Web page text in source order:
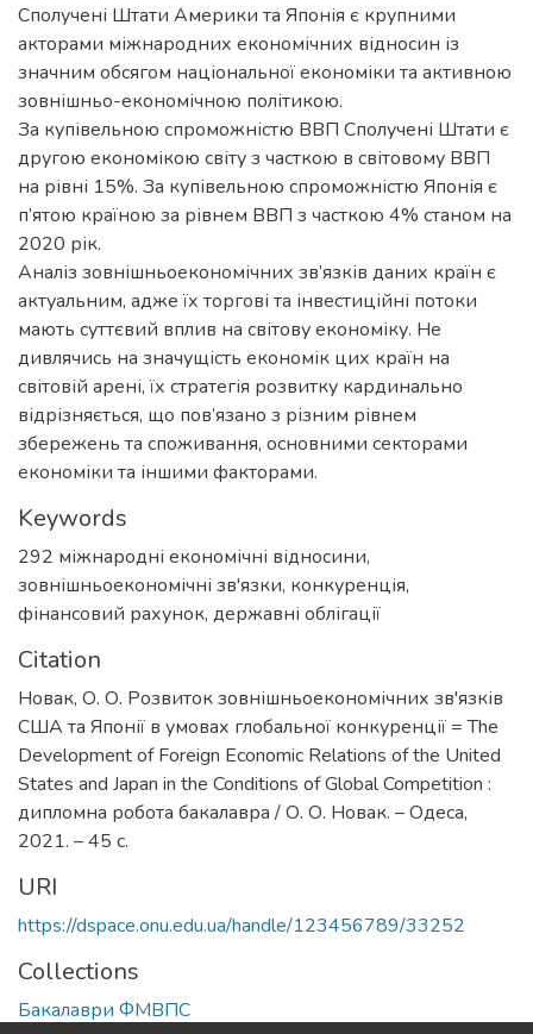
Сполучені Штати Америки та Японія є крупними
акторами міжнародних економічних відносин із
значним обсягом національної економіки та активною
зовнішньо-економічною політикою.
За купівельною спроможністю ВВП Сполучені Штати є
другою економікою світу з часткою в світовому ВВП
на рівні 15%. За купівельною спроможністю Японія є
п’ятою країною за рівнем ВВП з часткою 4% станом на
2020 рік.
Аналіз зовнішньоекономічних зв’язків даних країн є
актуальним, адже їх торгові та інвестиційні потоки
мають суттєвий вплив на світову економіку. Не
дивлячись на значущість економік цих країн на
світовій арені, їх стратегія розвитку кардинально
відрізняється, що пов’язано з різним рівнем
збережень та споживання, основними секторами
економіки та іншими факторами.
Keywords
292 міжнародні економічні відносини,
зовнішньоекономічні зв'язки, конкуренція,
фінансовий рахунок, державні облігації
Citation
Новак, О. О. Розвиток зовнішньоекономічних зв'язків
США та Японії в умовах глобальної конкуренції = The
Development of Foreign Economic Relations of the United
States and Japan in the Conditions of Global Competition :
дипломна робота бакалавра / О. О. Новак. – Одеса,
2021. – 45 с.
URI
https://dspace.onu.edu.ua/handle/123456789/33252
Collections
Бакалаври ФМВПС